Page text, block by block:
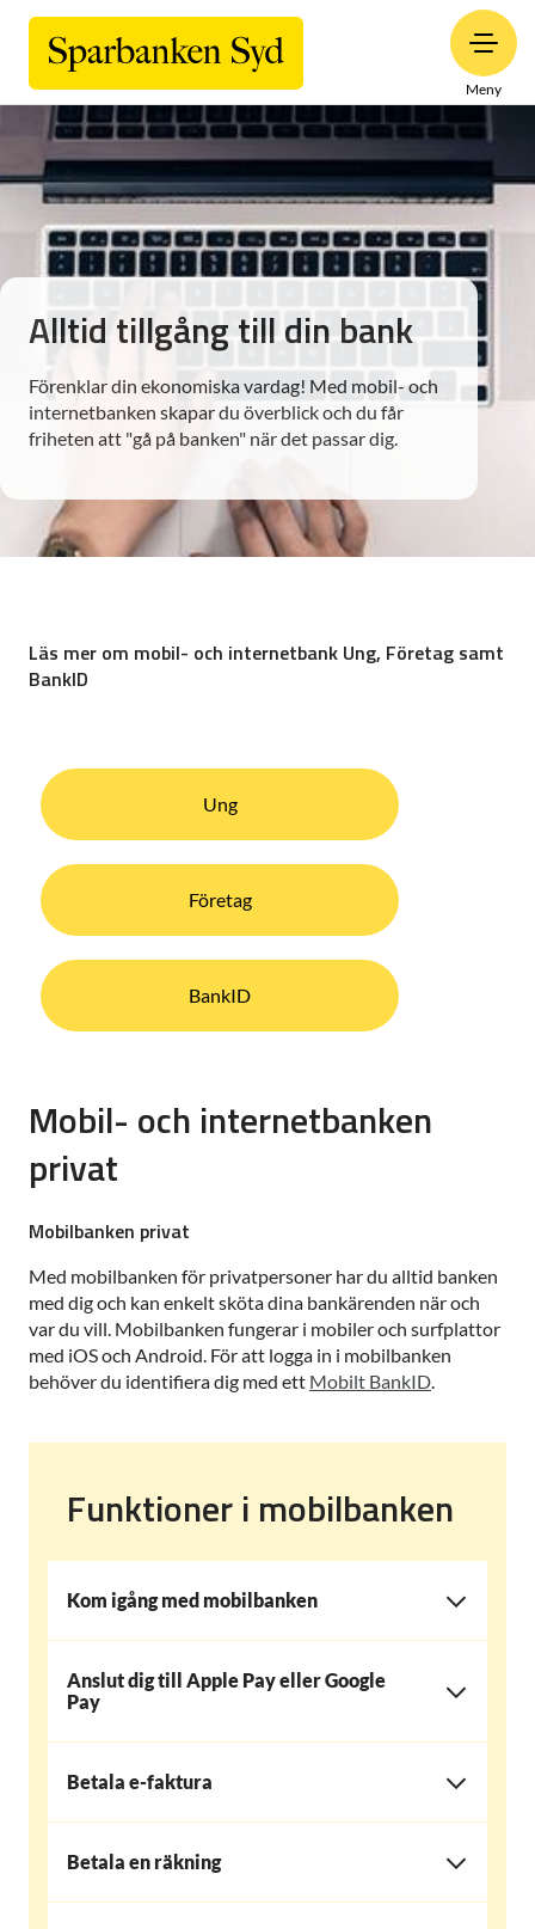
Meny
Alltid tillgång till din bank
Förenklar din ekonomiska vardag! Med mobil- och
internetbanken skapar du överblick och du får
friheten att "gå på banken" när det passar dig.
Läs mer om mobil- och internetbank Ung, Företag samt
BankID
Ung
Företag
BankID
Mobil- och internetbanken
privat
Mobilbanken privat
Med mobilbanken för privatpersoner har du alltid banken
med dig och kan enkelt sköta dina bankärenden när och
var du vill. Mobilbanken fungerar i mobiler och surfplattor
med iOS och Android. För att logga in i mobilbanken
behöver du identifiera dig med ett Mobilt BankID
Funktioner i mobilbanken
Kom igång med mobilbanken
Anslut dig till Apple Pay eller Google
Pay
Betala e-faktura
Betala en räkning